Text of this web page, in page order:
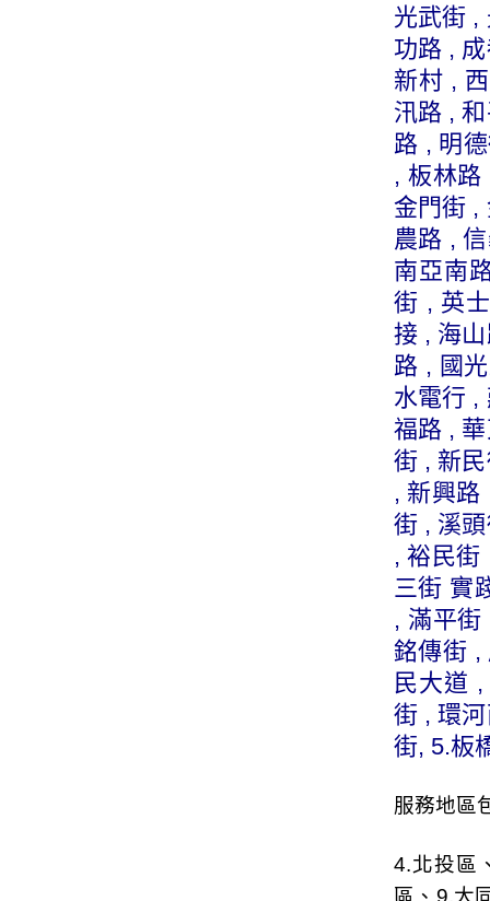
光武街 ,
功路 ,
新村 ,
汛路 ,
路 , 明
, 板林
金門街 ,
農路 ,
南亞南
街 , 英
接 , 海
路 , 國
水電行 ,
福路 ,
街 , 新
, 新興路
街 , 溪
, 裕民街
三街 實
, 滿平
銘傳街 ,
民大道
街 , 環
街, 5.板
服務地區
4.北投區
區 、9.大